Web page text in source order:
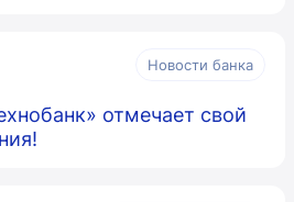
Новости банка
отмечает свой